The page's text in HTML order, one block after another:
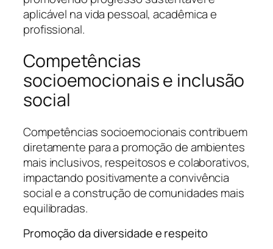
aplicável na vida pessoal, acadêmica e
profissional.
Competências
socioemocionais e inclusão
social
Competências socioemocionais contribuem
diretamente para a promoção de ambientes
mais inclusivos, respeitosos e colaborativos,
impactando positivamente a convivência
social e a construção de comunidades mais
equilibradas.
Promoção da diversidade e respeito